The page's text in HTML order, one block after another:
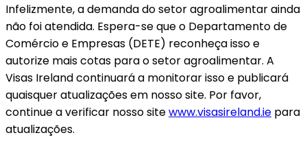
Infelizmente, a demanda do setor agroalimentar ainda
não foi atendida. Espera-se que o Departamento de
Comércio e Empresas (DETE) reconheça isso e
autorize mais cotas para o setor agroalimentar. A
Visas Ireland continuará a monitorar isso e publicará
quaisquer atualizações em nosso site. Por favor,
continue a verificar nosso sitewww.visasireland.ie para
atualizações.